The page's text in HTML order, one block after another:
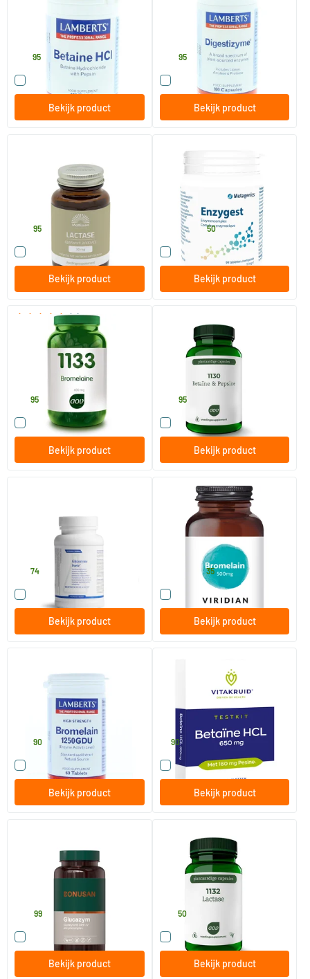
180 tabletten
Lamberts
95
Vergelijk dit product
Bekijk product
100 Plantaardige capsules
95
Vergelijk dit product
Bekijk product
Lactase Optiferm 3000FCC
90 capsules
Mattisson Healthstyle
95
Vergelijk dit product
Bekijk product
Enzygest
90 tabletten
Metagenics
vanaf44.50
Vergelijk dit product
Bekijk product
(2)
1133 Bromelaine
30 Plantaardige capsules
AOV Voedingssupplementen
95
Vergelijk dit product
Bekijk product
1130 Betaine pepsine
120 Plantaardige capsules
AOV Voedingssupplementen
95
Vergelijk dit product
Bekijk product
90 stuks
74
Vergelijk dit product
Bekijk product
Bromelain 500 mg
90 vegicaps
43.35
Vergelijk dit product
Bekijk product
Bromelaine 1250 GDU
60 tabletten
90
Vergelijk dit product
Bekijk product
Betaine HCL testkit
Vitakruid
90
Vergelijk dit product
Bekijk product
90 Plantaardige capsules
99
Vergelijk dit product
Bekijk product
1132 Lactase
60 Plantaardige capsules
AOV Voedingssupplementen
50
Vergelijk dit product
Bekijk product